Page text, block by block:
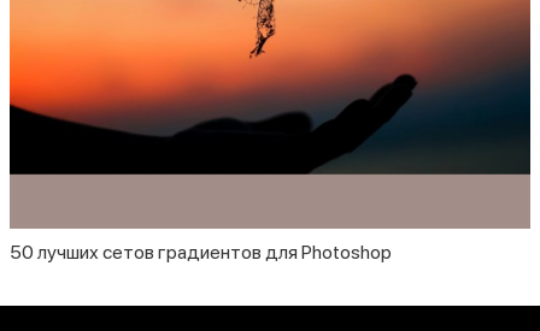
50 лучших сетов градиентов для Photoshop